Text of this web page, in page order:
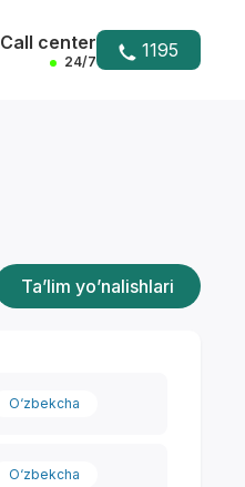
Call center
24/7 1195
Ta’lim yo’nalishlari
O‘zbekcha
O‘zbekcha